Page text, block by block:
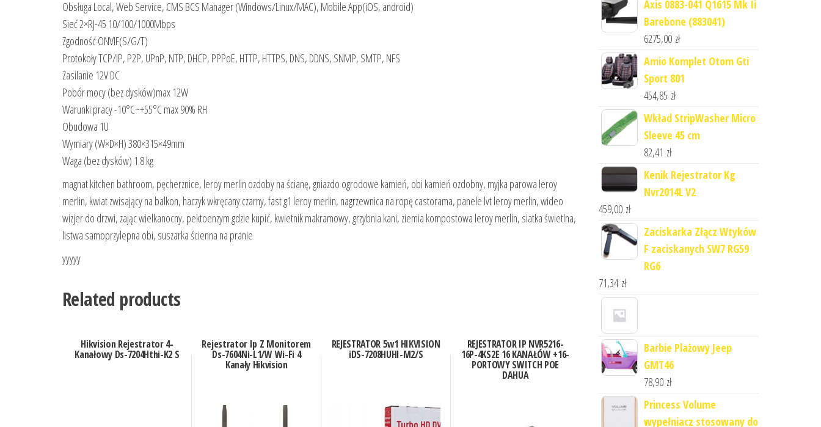
Obsługa Local, Web Service, CMS BCS Manager (Windows/Linux/MAC), Mobile App(iOS, android)
Sieć 2×RJ-45 10/100/1000Mbps
Zgodność ONVIF(S/G/T)
Protokoły TCP/IP, P2P, UPnP, NTP, DHCP, PPPoE, HTTP, HTTPS, DNS, DDNS, SNMP, SMTP, NFS
Zasilanie 12V DC
Pobór mocy (bez dysków)max 12W
Warunki pracy -10°C~+55°C max 90% RH
Obudowa 1U
Wymiary (W×D×H) 380×315×49mm
Waga (bez dysków) 1.8 kg
magnat kitchen bathroom, pęcherznice, leroy merlin ozdoby na ścianę, gniazdo ogrodowe kamień, obi kamień ozdobny, myjka parowa leroy
merlin, kwiat zwisający na balkon, haczyk wkręcany czarny, fast g1 leroy merlin, nagrzewnica na ropę castorama, panele lvt leroy merlin, wideo
wizjer do drzwi, zając wielkanocny, pektoenzym gdzie kupić, kwietnik makramowy, grzybnia kani, ziemia kompostowa leroy merlin, siatka świetlna,
listwa samoprzylepna obi, suszarka ścienna na pranie
yyyyy
Related products
Hikvision Rejestrator 4-
Kanałowy Ds-7204Hthi-K2 S
Rejestrator Ip Z Monitorem
Ds-7604Ni-L1/W Wi-Fi 4
Kanały Hikvision
REJESTRATOR 5w1 HIKVISION
iDS-7208HUHI-M2/S
REJESTRATOR IP NVR5216-
16P-4KS2E 16 KANAŁÓW +16-
PORTOWY SWITCH POE
DAHUA
Axis 0883-041 Q1615 Mk Ii
Barebone (883041)
6275,00 zł
Amio Komplet Otom Gti
Sport 801
454,85 zł
Wkład StripWasher Micro
Sleeve 45 cm
82,41 zł
Kenik Rejestrator Kg
Nvr2014L V2
459,00 zł
Zaciskarka Złącz Wtyków
F zaciskanych SW7 RG59
RG6
71,34 zł
Barbie Plażowy Jeep
GMT46
78,90 zł
Princess Volume
wypełniacz stosowany do